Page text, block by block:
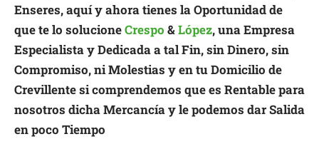
Enseres, aquí y ahora tienes la Oportunidad de
que te lo solucioneCrespo &López, una Empresa
Especialista y Dedicada a tal Fin, sin Dinero, sin
Compromiso, ni Molestias y en tu Domicilio de
Crevillente si comprendemos que es Rentable para
nosotros dicha Mercancía y le podemos dar Salida
en poco Tiempo